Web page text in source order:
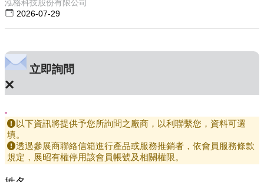
泓格科技股份有限公司
2026-07-29
立即詢問
×
-
以下資訊將提供予您所詢問之廠商，以利聯繫您，資料可選
填。
透過參展商聯絡信箱進行產品或服務推銷者，依會員服務條款
規定，展昭有權停用該會員帳號及相關權限。